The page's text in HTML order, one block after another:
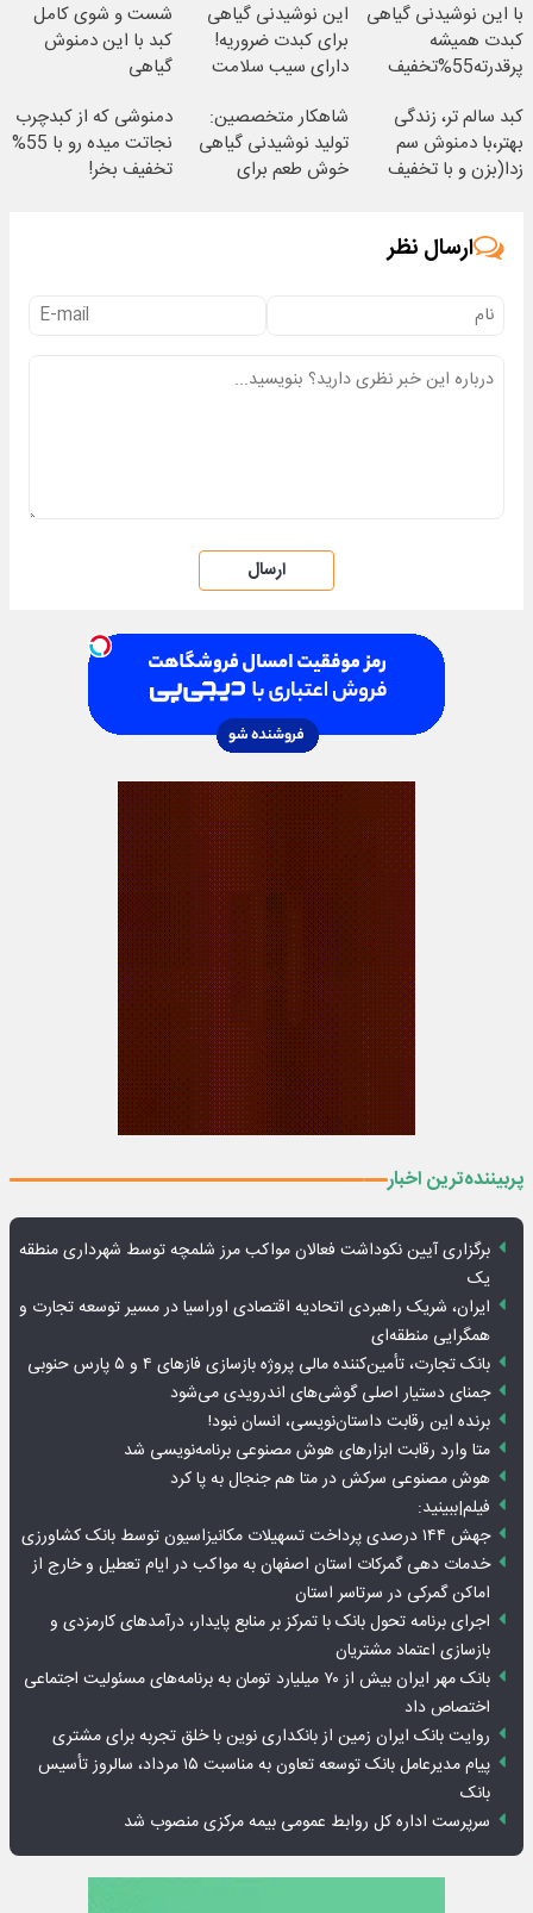
با این نوشیدنی گیاهی
کبدت همیشه
پرقدرته55%تخفیف
این نوشیدنی گیاهی
برای کبدت ضروریه!
دارای سیب سلامت
شست و شوی کامل
کبد با این دمنوش
گیاهی
کبد سالم تر، زندگی
بهتر،با دمنوش سم
زدا(بزن و با تخفیف
شاهکار متخصصین:
تولید نوشیدنی گیاهی
خوش طعم برای
دمنوشی که از کبدچرب
نجاتت میده رو با 55%
تخفیف بخر!
ارسال نظر
ارسال
پربیننده‌ترین اخبار
برگزاری آیین نکوداشت فعالان مواکب مرز شلمچه توسط شهرداری منطقه
یک
ایران، شریک راهبردی اتحادیه اقتصادی اوراسیا در مسیر توسعه تجارت و
همگرایی منطقه‌ای
بانک تجارت، تأمین‌کننده مالی پروژه بازسازی فازهای ۴ و ۵ پارس حنوبی
جمنای دستیار اصلی گوشی‌های اندرویدی می‌شود
برنده این رقابت داستان‌نویسی، انسان نبود!
متا وارد رقابت ابزارهای هوش مصنوعی برنامه‌نویسی شد
هوش مصنوعی سرکش در متا هم جنجال به پا کرد
فیلم|ببینید:
جهش ۱۴۴ درصدی پرداخت تسهیلات مکانیزاسیون توسط بانک کشاورزی
خدمات دهی گمرکات استان اصفهان به مواکب در ایام تعطیل و خارج از
اماکن گمرکی در سرتاسر استان
اجرای برنامه تحول بانک با تمرکز بر منابع پایدار، درآمدهای کارمزدی و
بازسازی اعتماد مشتریان
بانک مهر ایران بیش از ۷۰ میلیارد تومان به برنامه‌های مسئولیت اجتماعی
اختصاص داد
روایت بانک ایران زمین از بانکداری نوین با خلق تجربه برای مشتری
پیام مدیرعامل بانک توسعه تعاون به مناسبت ۱۵ مرداد، سالروز تأسیس
بانک
سرپرست اداره کل روابط عمومی بیمه مرکزی منصوب شد